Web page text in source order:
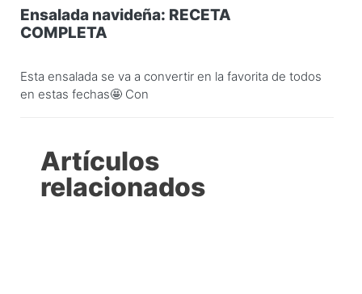
Ensalada navideña: RECETA
COMPLETA
Esta ensalada se va a convertir en la favorita de todos
en estas fechas🤩 Con
Artículos
relacionados